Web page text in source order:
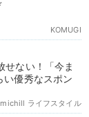
KOMUGI
せない！「今ま
優秀なスポン
michill ライフスタイル